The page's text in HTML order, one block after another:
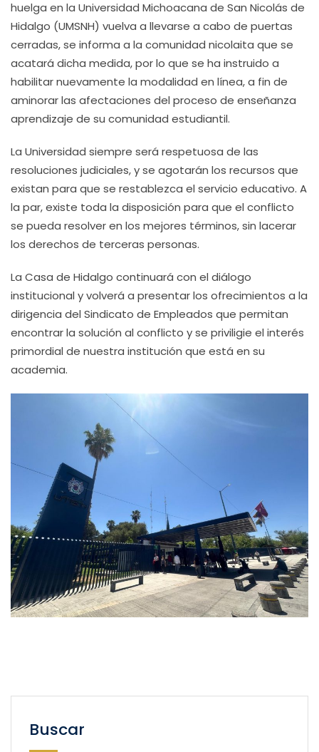
huelga en la Universidad Michoacana de San Nicolás de
Hidalgo (UMSNH) vuelva a llevarse a cabo de puertas
cerradas, se informa a la comunidad nicolaita que se
acatará dicha medida, por lo que se ha instruido a
habilitar nuevamente la modalidad en línea, a fin de
aminorar las afectaciones del proceso de enseñanza
aprendizaje de su comunidad estudiantil.
La Universidad siempre será respetuosa de las
resoluciones judiciales, y se agotarán los recursos que
existan para que se restablezca el servicio educativo. A
la par, existe toda la disposición para que el conflicto
se pueda resolver en los mejores términos, sin lacerar
los derechos de terceras personas.
La Casa de Hidalgo continuará con el diálogo
institucional y volverá a presentar los ofrecimientos a la
dirigencia del Sindicato de Empleados que permitan
encontrar la solución al conflicto y se priviligie el interés
primordial de nuestra institución que está en su
academia.
Buscar